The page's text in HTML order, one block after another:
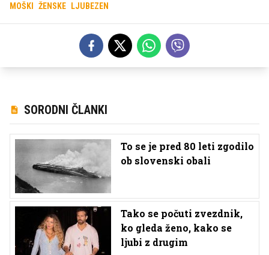
MOŠKI ŽENSKE LJUBEZEN
SORODNI ČLANKI
To se je pred 80 leti zgodilo
ob slovenski obali
Tako se počuti zvezdnik,
ko gleda ženo, kako se
ljubi z drugim